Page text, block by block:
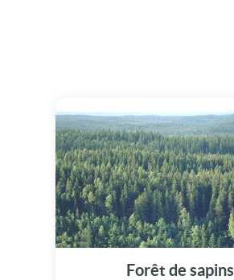
Forêt de sapins